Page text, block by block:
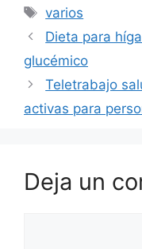
Etiquetas
varios
Dieta para
glucémico
Teletrabajo
activas para
Deja un